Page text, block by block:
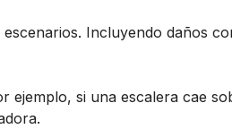
Incluyendo daños
ejemplo, si una escalera cae